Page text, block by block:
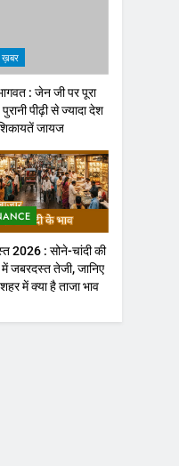
ख़बर
: जेन जी पर पूरा
पुरानी पीढ़ी से ज्यादा देश
शिकायतें जायज
2026 : सोने-चांदी की
में जबरदस्त तेजी, जानिए
में क्या है ताजा भाव